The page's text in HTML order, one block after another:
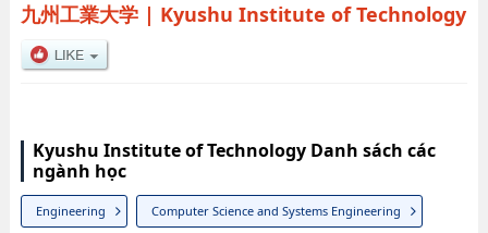
九州工業大学| Kyushu Institute of Technology
Kyushu Institute of Technology Danh sách các
ngành học
Engineering Computer Science and Systems Engineering